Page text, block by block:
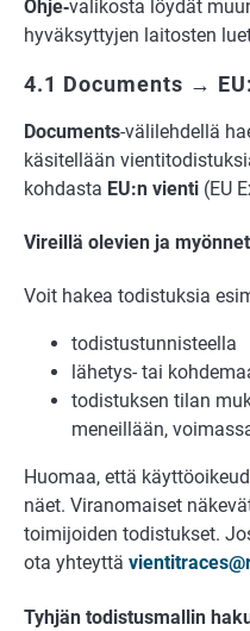
Ohje‑valikosta löydät
hyväksyttyjen laitosten
4.1 Documents →
Documents-välilehdellä
käsitellään
kohdasta EU:n vienti (EU
Vireillä olevien ja
Voit hakea todistuksia
todistustunnisteella
lähetys- tai
todistuksen tilan
meneillään,
Huomaa, että
näet. Viranomaiset
toimijoiden todistukset.
ota yhteyttä
Tyhjän todistusmallin